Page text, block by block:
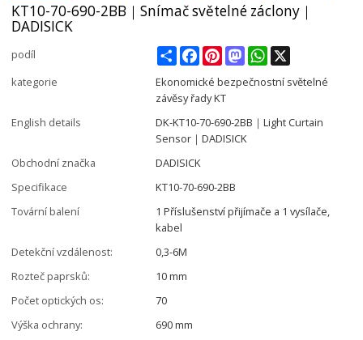
KT10-70-690-2BB｜Snímač světelné záclony｜
DADISICK
podíl ShareFacebookPinterestMastodonWhatsApp
kategorie
Ekonomické bezpečnostní světelné
závěsy řady KT
English details
DK-KT10-70-690-2BB｜Light Curtain
Sensor｜DADISICK
Obchodní značka
DADISICK
Specifikace
KT10-70-690-2BB
Tovární balení
1 Příslušenství přijímače a 1 vysílače,
kabel
Detekční vzdálenost:
0,3-6M
Rozteč paprsků:
10 mm
Počet optických os:
70
Výška ochrany:
690 mm